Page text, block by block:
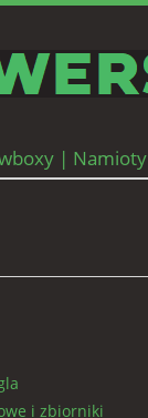
| Namioty
węglowe
i zbiorniki